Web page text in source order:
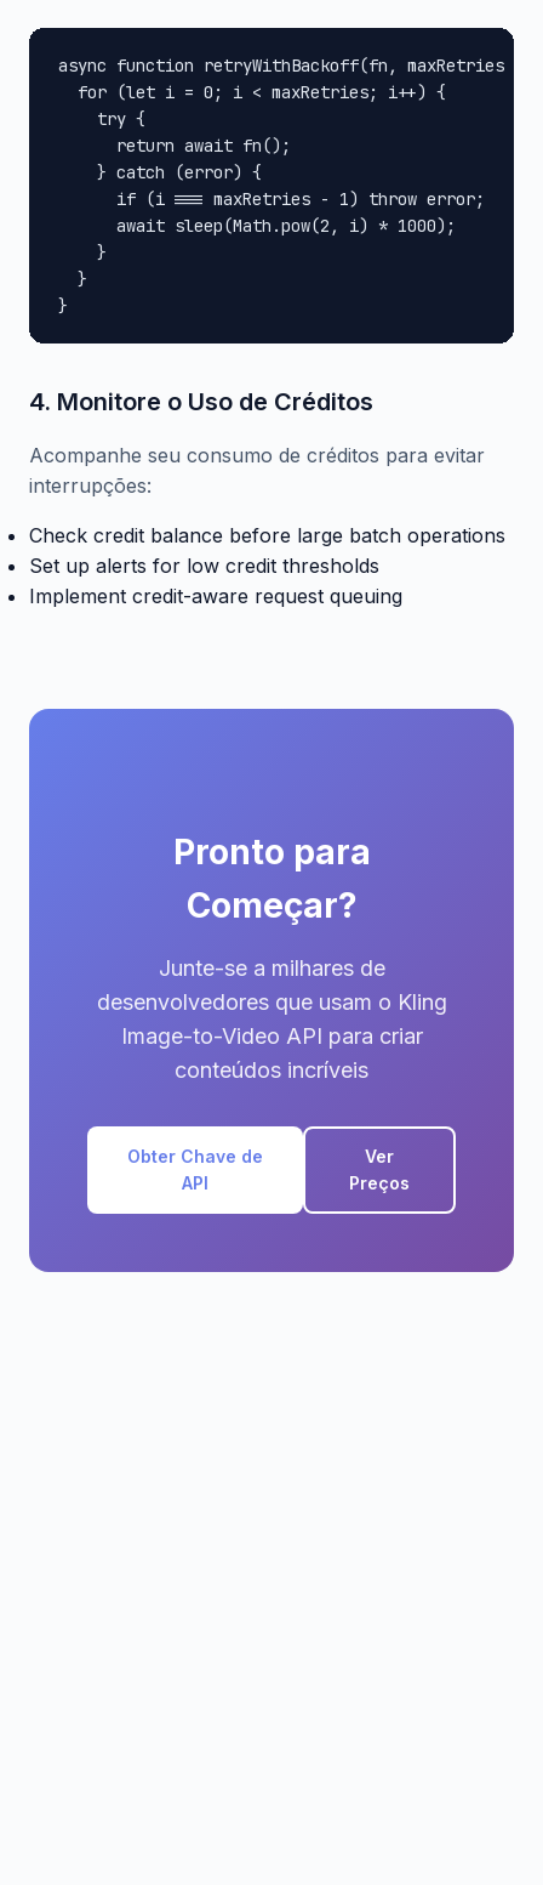
async function retryWithBackoff(fn, maxRetries =
  for (let i = 0; i < maxRetries; i++) {
    try {
      return await fn();
    } catch (error) {
      if (i === maxRetries - 1) throw error;
      await sleep(Math.pow(2, i) * 1000);
    }
  }
}
4. Monitore o Uso de Créditos
Acompanhe seu consumo de créditos para evitar
interrupções:
Check credit balance before large batch operations
Set up alerts for low credit thresholds
Implement credit-aware request queuing
Pronto para
Começar?
Junte-se a milhares de
desenvolvedores que usam o Kling
Image-to-Video API para criar
conteúdos incríveis
Obter Chave de
API
Ver
Preços